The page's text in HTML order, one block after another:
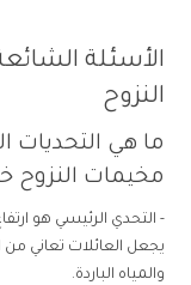
الأسئلة
النزوح
ما هي التحديات
مخيمات
- التحدي الرئيسي هو
يجعل العائلات تعاني من
والمياه الباردة.